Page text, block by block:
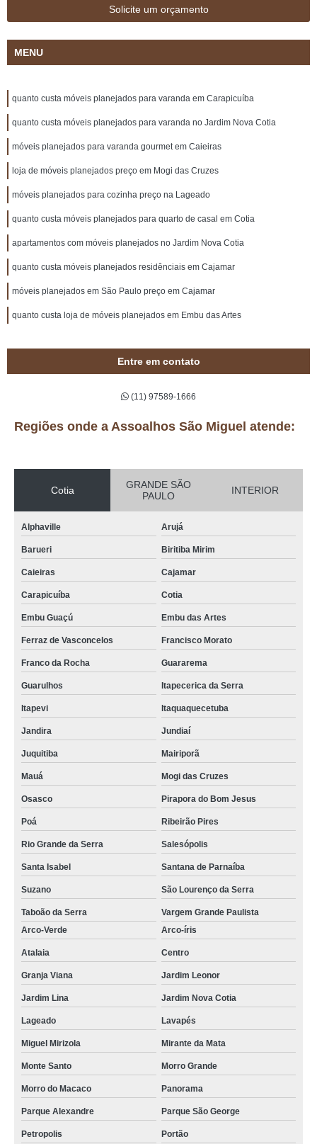
Solicite um orçamento
MENU
quanto custa móveis planejados para varanda em Carapicuíba
quanto custa móveis planejados para varanda no Jardim Nova Cotia
móveis planejados para varanda gourmet em Caieiras
loja de móveis planejados preço em Mogi das Cruzes
móveis planejados para cozinha preço na Lageado
quanto custa móveis planejados para quarto de casal em Cotia
apartamentos com móveis planejados no Jardim Nova Cotia
quanto custa móveis planejados residênciais em Cajamar
móveis planejados em São Paulo preço em Cajamar
quanto custa loja de móveis planejados em Embu das Artes
Entre em contato
(11) 97589-1666
Regiões onde a Assoalhos São Miguel atende:
Cotia
GRANDE SÃO
PAULO
INTERIOR
Alphaville Arujá
Barueri Biritiba Mirim
Caieiras Cajamar
Carapicuíba Cotia
Embu Guaçú Embu das Artes
Ferraz de Vasconcelos Francisco Morato
Franco da Rocha Guararema
Guarulhos Itapecerica da Serra
Itapevi Itaquaquecetuba
Jandira Jundiaí
Juquitiba Mairiporã
Mauá Mogi das Cruzes
Osasco Pirapora do Bom Jesus
Poá Ribeirão Pires
Rio Grande da Serra Salesópolis
Santa Isabel Santana de Parnaíba
Suzano São Lourenço da Serra
Taboão da Serra
Vargem Grande Paulista
Arco-Verde
Arco-íris
Atalaia Centro
Granja Viana Jardim Leonor
Jardim Lina Jardim Nova Cotia
Lageado Lavapés
Miguel Mirizola Mirante da Mata
Monte Santo Morro Grande
Morro do Macaco Panorama
Parque Alexandre Parque São George
Petropolis Portão